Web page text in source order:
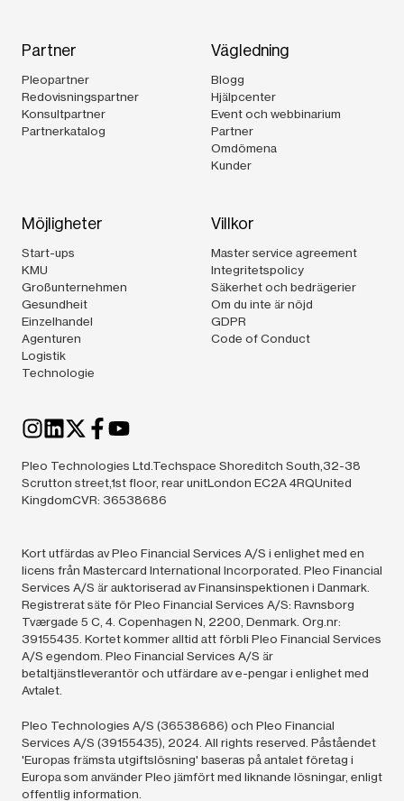
Partner
Pleopartner
Redovisningspartner
Konsultpartner
Partnerkatalog
Vägledning
Blogg
Hjälpcenter
Event och webbinarium
Partner
Omdömena
Kunder
Möjligheter
Start-ups
KMU
Großunternehmen
Gesundheit
Einzelhandel
Agenturen
Logistik
Technologie
Villkor
Master service agreement
Integritetspolicy
Säkerhet och bedrägerier
Om du inte är nöjd
GDPR
Code of Conduct
Pleo Technologies Ltd.Techspace Shoreditch South,32-38
Scrutton street,1st floor, rear unitLondon EC2A 4RQUnited
KingdomCVR: 36538686
Kort utfärdas av Pleo Financial Services A/S i enlighet med en
licens från Mastercard International Incorporated. Pleo Financial
Services A/S är auktoriserad av Finansinspektionen i Danmark.
Registrerat säte för Pleo Financial Services A/S: Ravnsborg
Tværgade 5 C, 4. Copenhagen N, 2200, Denmark. Org.nr:
39155435. Kortet kommer alltid att förbli Pleo Financial Services
A/S egendom. Pleo Financial Services A/S är
betaltjänstleverantör och utfärdare av e-pengar i enlighet med
Avtalet.
Pleo Technologies A/S (36538686) och Pleo Financial
Services A/S (39155435), 2024. All rights reserved. Påståendet
'Europas främsta utgiftslösning' baseras på antalet företag i
Europa som använder Pleo jämfört med liknande lösningar, enligt
offentlig information.